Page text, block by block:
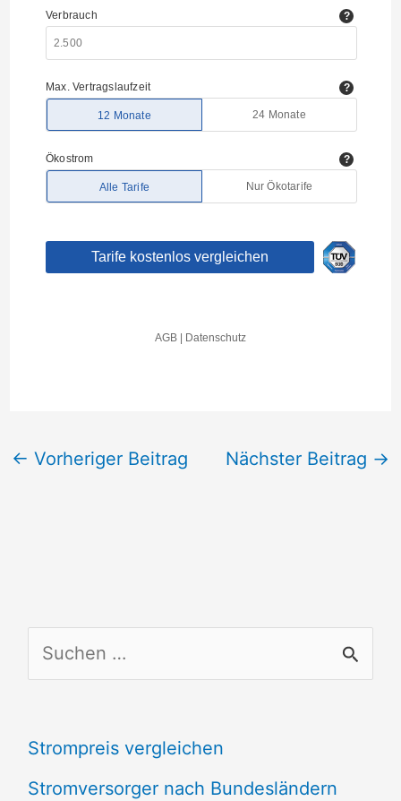
← Vorheriger Beitrag Nächster Beitrag →
u
h
e
Strompreis vergleichen
Stromversorger nach Bundesländern